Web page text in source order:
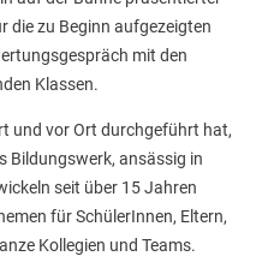
die zu Beginn aufgezeigten
mit den
Klassen.
und vor Ort durchgeführt hat,
Bildungswerk, ansässig in
seit über 15 Jahren
für SchülerInnen, Eltern,
Kollegien und Teams.